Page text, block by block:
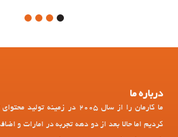
1
درباره ما
ما کارمان را از سال 2005 در زمینه
کردیم اما حالا بعد از دو دهه تجربه در امارات و